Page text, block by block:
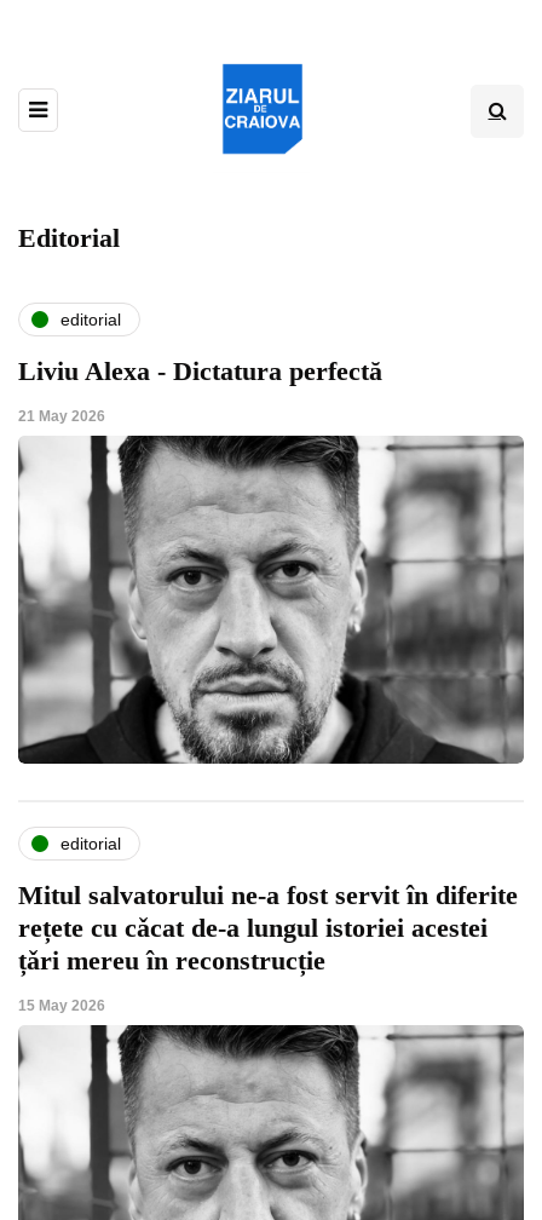
Editorial
editorial
Liviu Alexa - Dictatura perfectă
21 May 2026
editorial
Mitul salvatorului ne-a fost servit în diferite
rețete cu cǎcat de-a lungul istoriei acestei
țǎri mereu în reconstrucție
15 May 2026